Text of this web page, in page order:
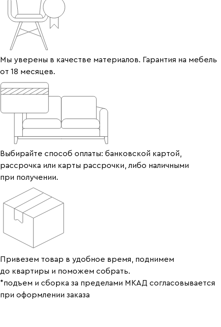
Мы уверены в качестве материалов. Гарантия на мебель
от 18 месяцев.
Выбирайте способ оплаты: банковской картой,
рассрочка или карты рассрочки, либо наличными
при получении.
Привезем товар в удобное время, поднимем
до квартиры и поможем собрать.
*подъем и сборка за пределами МКАД согласовывается
при оформлении заказа